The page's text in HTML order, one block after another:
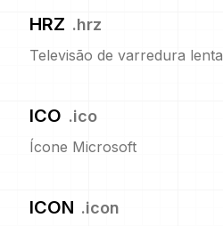
HRZ .hrz
Televisão de varredura lenta
ICO .ico
Ícone Microsoft
ICON .icon